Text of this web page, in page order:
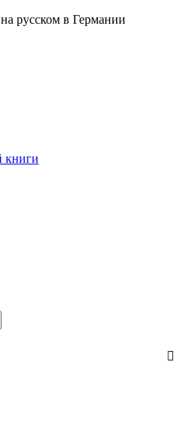
русском в Германии
